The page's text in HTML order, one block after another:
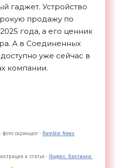
гаджет. Устройство
продажу по
года, а его ценник
А в Соединенных
уже сейчас в
компании.
фото скриншот - Rambler News
к статье - Яндекс. Картинки.